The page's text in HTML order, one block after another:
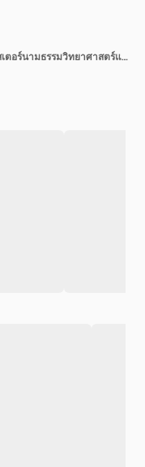
เทมเพลตแผนที่แบบเลเยอร์แบนเนอร์โปสเตอร์นามธรรมวิทยาศาสตร์และเทคโนโลยี